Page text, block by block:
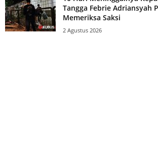
Tangga Febrie Adriansyah
Memeriksa Saksi
2 Agustus 2026